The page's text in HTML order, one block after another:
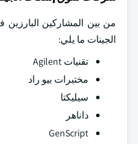
من بين المشاركين
الجينات ما يلي:
تقنيات Agilent
مختبرات بيو راد
سيليكتا
داناهر
GenScript